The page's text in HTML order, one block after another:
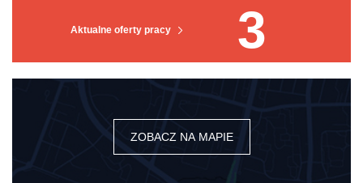
Aktualne oferty pracy 3
ZOBACZ NA MAPIE